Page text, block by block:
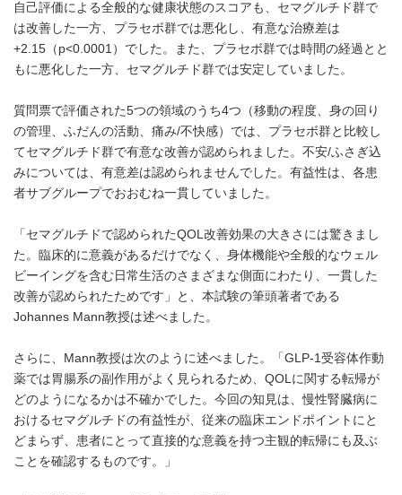
自己評価による全般的な健康状態のスコアも、セマグルチド群で
は改善した一方、プラセボ群では悪化し、有意な治療差は
+2.15（p<0.0001）でした。また、プラセボ群では時間の経過とと
もに悪化した一方、セマグルチド群では安定していました。
質問票で評価された5つの領域のうち4つ（移動の程度、身の回り
の管理、ふだんの活動、痛み/不快感）では、プラセボ群と比較し
てセマグルチド群で有意な改善が認められました。不安/ふさぎ込
みについては、有意差は認められませんでした。有益性は、各患
者サブグループでおおむね一貫していました。
「セマグルチドで認められたQOL改善効果の大きさには驚きまし
た。臨床的に意義があるだけでなく、身体機能や全般的なウェル
ビーイングを含む日常生活のさまざまな側面にわたり、一貫した
改善が認められたためです」と、本試験の筆頭著者である
Johannes Mann教授は述べました。
さらに、Mann教授は次のように述べました。「GLP-1受容体作動
薬では胃腸系の副作用がよく見られるため、QOLに関する転帰が
どのようになるかは不確かでした。今回の知見は、慢性腎臓病に
おけるセマグルチドの有益性が、従来の臨床エンドポイントにと
どまらず、患者にとって直接的な意義を持つ主観的転帰にも及ぶ
ことを確認するものです。」